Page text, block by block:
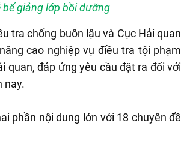
bế giảng lớp bồi dưỡng
tra chống buôn lậu và Cục Hải quan
cao nghiệp vụ điều tra tội phạm
quan, đáp ứng yêu cầu đặt ra đối với
nay.
phần nội dung lớn với 18 chuyên đề